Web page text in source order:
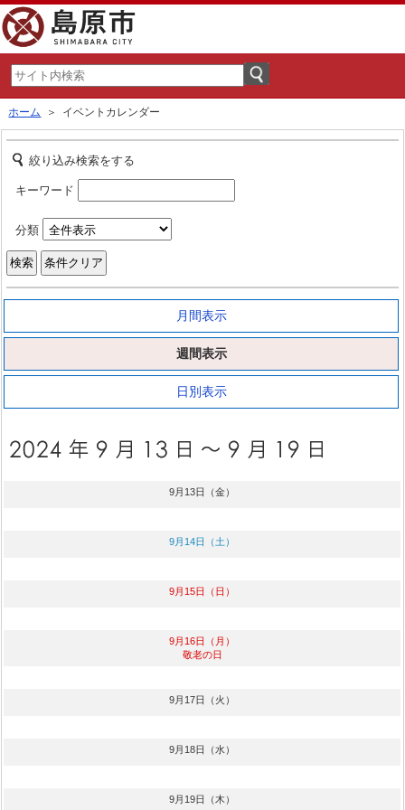
ホーム ＞ イベントカレンダー
絞り込み検索をする
キーワード
分類
月間表示
週間表示
日別表示
9月13日（金）
9月14日（土）
9月15日（日）
9月16日（月）
敬老の日
9月17日（火）
9月18日（水）
9月19日（木）